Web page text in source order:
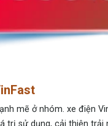
mẽ ở nhóm. xe điện